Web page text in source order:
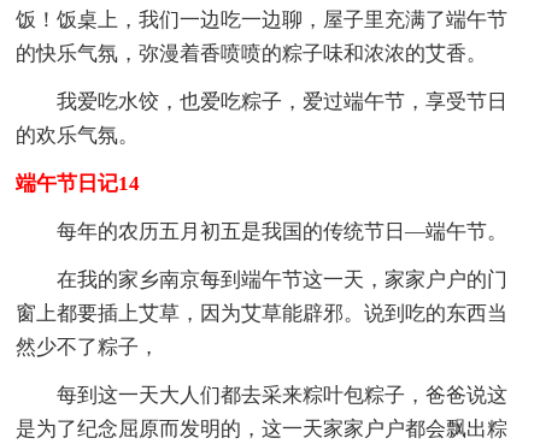
饭！饭桌上，我们一边吃一边聊，屋子里充满了端午节
的快乐气氛，弥漫着香喷喷的粽子味和浓浓的艾香。
我爱吃水饺，也爱吃粽子，爱过端午节，享受节日
的欢乐气氛。
端午节日记14
每年的农历五月初五是我国的传统节日—端午节。
在我的家乡南京每到端午节这一天，家家户户的门
窗上都要插上艾草，因为艾草能辟邪。说到吃的东西当
然少不了粽子，
每到这一天大人们都去采来粽叶包粽子，爸爸说这
是为了纪念屈原而发明的，这一天家家户户都会飘出粽